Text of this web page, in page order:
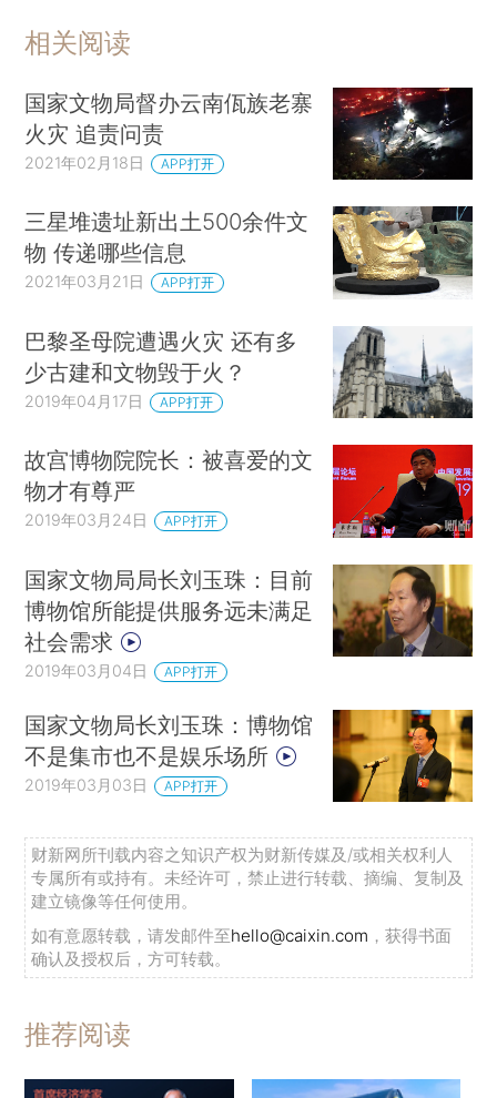
相关阅读
国家文物局督办云南佤族老寨
火灾 追责问责
2021年02月18日 APP打开
三星堆遗址新出土500余件文
物 传递哪些信息
2021年03月21日 APP打开
巴黎圣母院遭遇火灾 还有多
少古建和文物毁于火？
2019年04月17日 APP打开
故宫博物院院长：被喜爱的文
物才有尊严
2019年03月24日 APP打开
国家文物局局长刘玉珠：目前
博物馆所能提供服务远未满足
社会需求
2019年03月04日 APP打开
国家文物局长刘玉珠：博物馆
不是集市也不是娱乐场所
2019年03月03日 APP打开
财新网所刊载内容之知识产权为财新传媒及/或相关权利人
专属所有或持有。未经许可，禁止进行转载、摘编、复制及
建立镜像等任何使用。
如有意愿转载，请发邮件至hello@caixin.com ，获得书面
确认及授权后，方可转载。
推荐阅读